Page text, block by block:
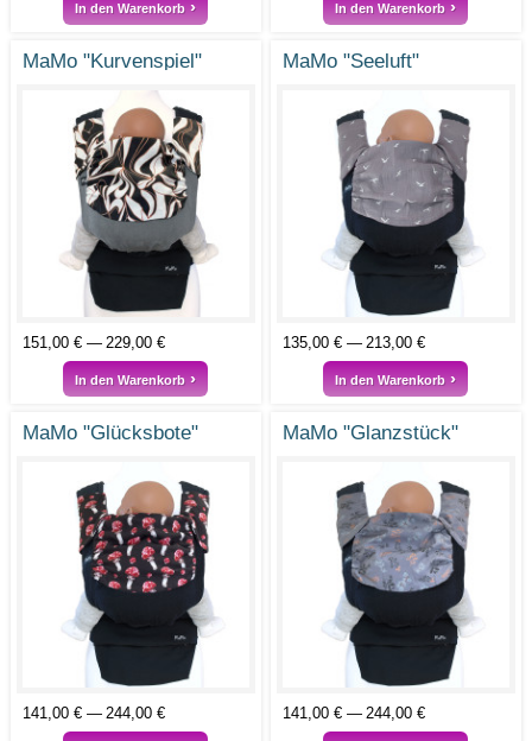
In den Warenkorb In den Warenkorb
MaMo "Kurvenspiel"
151,00 € 229,00 €
In den Warenkorb
MaMo "Seeluft"
135,00 € 213,00 €
In den Warenkorb
MaMo "Glücksbote"
141,00 € 244,00 €
MaMo "Glanzstück"
141,00 € 244,00 €